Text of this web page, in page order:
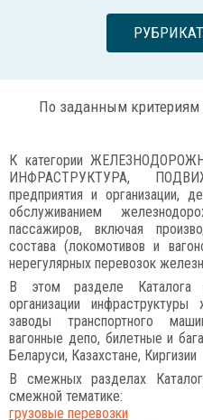
По заданным критериям
К категории
ИНФРАСТРУКТУРА,
предприятия и организации,
обслуживанием
пассажиров, включая
состава (локомотивов и
нерегулярных перевозок
В этом разделе Каталога
организации инфраструктуры
заводы транспортного
вагонные депо, билетные и
Беларуси, Казахстане, Киргизии
В смежных разделах
смежной тематике:
грузовые перевозки